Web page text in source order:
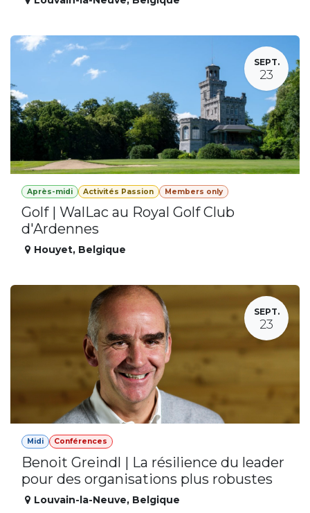
SEPT.
23
Après-midi Activités Passion Members only
Golf | WalLac au Royal Golf Club
d'Ardennes
Houyet, Belgique
SEPT.
23
Midi Conférences
Benoit Greindl | La résilience du leader
pour des organisations plus robustes
Louvain-la-Neuve, Belgique